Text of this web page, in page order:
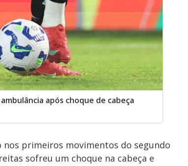
após choque de cabeça
primeiros movimentos do segundo
sofreu um choque na cabeça e